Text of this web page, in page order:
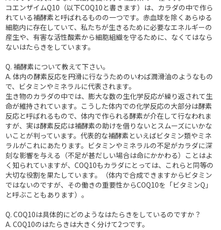
コエンザイムQ10（以下COQ10と書きます）は、カラダの中で作ら
れている補酵素と呼ばれるものの一つです。赤血球を除くあらゆる
細胞内に存在していて、私たちが生きるために必要なエネルギーの
産生や、有害な活性酸素から細胞組織を守るために、なくてはなら
ないはたらきをしています。
Q. 補酵素について教えて下さい。
A. 体内の酵素反応を円滑に行なうためのいわば潤滑油のようなもの
で、ビタミンやミネラルに代表されます。
生き物のカラダの中では、膨大な数の生化学反応が繰り返されて生
命が維持されています。こうした体内での化学反応の大部分は酵素
反応と呼ばれるもので、体内で作られる酵素が介在して行なわれま
すが、実は酵素反応は補酵素の助けを借りないとスムーズにいかな
いことが判っています。代表的な補酵素といえばビタミン類やミネ
ラルがこれにあたります。ビタミンやミネラルの不足がカラダに深
刻な影響を与える（不足が甚だしい場合は命にかかわる）ことはよ
く知られていますが、COQ10もカラダにとっては、これらと同等の
大切な役割を果たしています。（体内で合成できますからビタミン
ではないのですが、その働きの重要性からCOQ10を「ビタミンQ」
と呼ぶこともあります）。
Q. COQ10は具体的にどのようなはたらきをしているのですか？
A. COQ10のはたらきは大きく分けて2つです。